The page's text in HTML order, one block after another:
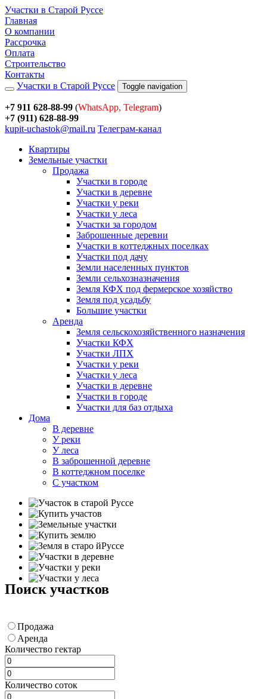
Участки в Старой Руссе
Главная
О компании
Рассрочка
Оплата
Строительство
Контакты
Участки в Старой Руссе
Toggle navigation
+7 911 628-88-99 (WhatsApp, Telegram)
+7 (911) 628-88-99
kupit-uchastok@mail.ru Телеграм-канал
Квартиры
Земельные участки
Продажа
Участки в городе
Участки в деревне
Участки у реки
Участки у леса
Участки за городом
Заброшенные деревни
Участки в коттеджных поселках
Участки под дачу
Земли населенных пунктов
Земли сельхозназначения
Земля КФХ под фермерское хозяйство
Земля под усадьбу
Большие участки
Аренда
Земля сельскохозяйственного назначения
Участки КФХ
Участки ЛПХ
Участки у реки
Участки у леса
Участки в деревне
Участки в городе
Участки для баз отдыха
Дома
В деревне
У реки
У леса
В заброшенной деревне
В коттеджном поселке
С участком
Поиск участков
Продажа
Аренда
Количество гектар
Количество соток